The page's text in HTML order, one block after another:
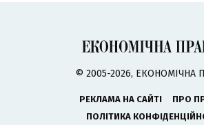
© 2005-2026, ЕКОНОМІЧНА
РЕКЛАМА НА САЙТІ
ПРО
ПОЛІТИКА